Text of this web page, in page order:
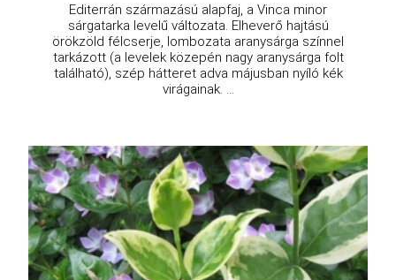
Editerrán származású alapfaj, a Vinca minor
sárgatarka levelű változata. Elheverő hajtású
örökzöld félcserje, lombozata aranysárga színnel
tarkázott (a levelek közepén nagy aranysárga folt
található), szép hátteret adva májusban nyíló kék
virágainak. ...